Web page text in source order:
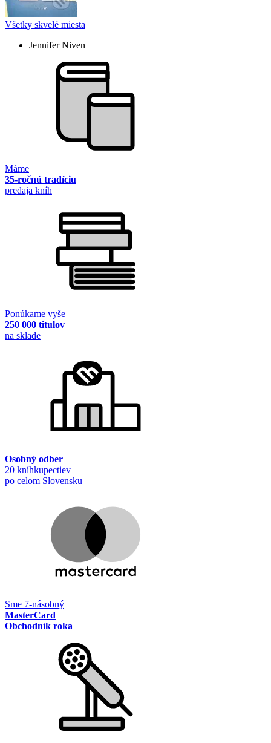
Všetky skvelé miesta
Jennifer Niven
Máme
35-ročnú tradíciu
predaja kníh
Ponúkame vyše
250 000 titulov
na sklade
Osobný odber
20 kníhkupectiev
po celom Slovensku
Sme 7-násobný
MasterCard
Obchodník roka